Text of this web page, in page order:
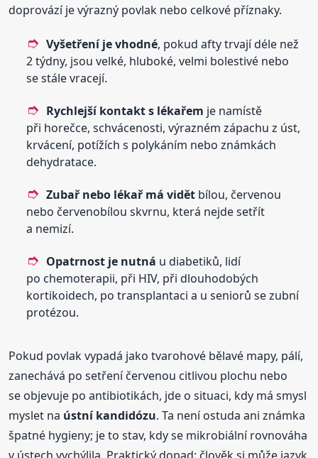
doprovází je výrazný povlak nebo celkové příznaky.
Vyšetření je vhodné, pokud afty trvají déle než
2 týdny, jsou velké, hluboké, velmi bolestivé nebo
se stále vracejí.
Rychlejší kontakt s lékařem je namístě
při horečce, schvácenosti, výrazném zápachu z úst,
krvácení, potížích s polykáním nebo známkách
dehydratace.
Zubař nebo lékař má vidět bílou, červenou
nebo červenobílou skvrnu, která nejde setřít
a nemizí.
Opatrnost je nutná u diabetiků, lidí
po chemoterapii, při HIV, při dlouhodobých
kortikoidech, po transplantaci a u seniorů se zubní
protézou.
Pokud povlak vypadá jako tvarohové bělavé mapy, pálí,
zanechává po setření červenou citlivou plochu nebo
se objevuje po antibiotikách, jde o situaci, kdy má smysl
myslet na ústní kandidózu. Ta není ostuda ani známka
špatné hygieny; je to stav, kdy se mikrobiální rovnováha